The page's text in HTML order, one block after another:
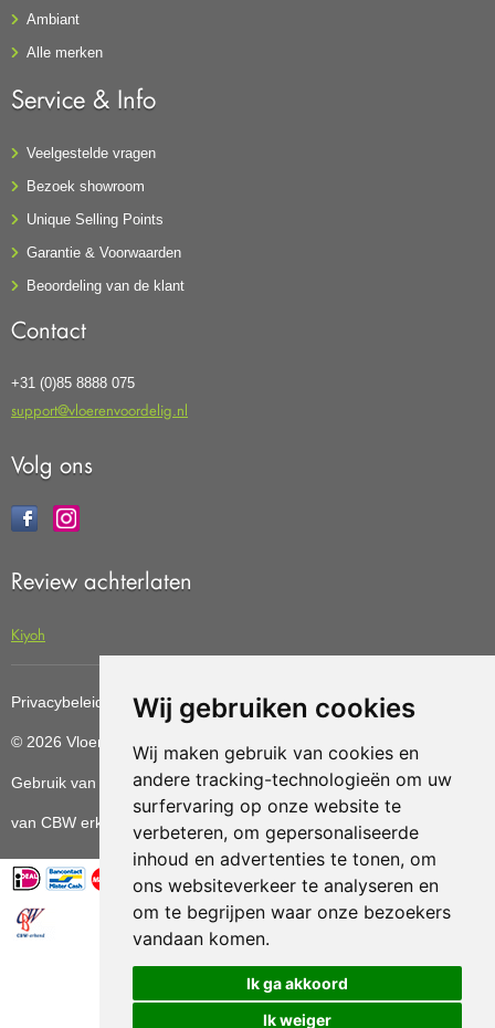
Wij gebruiken cookies
Wij maken gebruik van cookies en
andere tracking-technologieën om uw
surfervaring op onze website te
verbeteren, om gepersonaliseerde
inhoud en advertenties te tonen, om
ons websiteverkeer te analyseren en
om te begrijpen waar onze bezoekers
vandaan komen.
Ik ga akkoord
Ik weiger
Ambiant
Alle merken
Service & Info
Veelgestelde vragen
Bezoek showroom
Unique Selling Points
Garantie & Voorwaarden
Beoordeling van de klant
Contact
+31 (0)85 8888 075
support@vloerenvoordelig.nl
Volg ons
Review achterlaten
Kiyoh
Privacybeleid Cookiebeleid Update cookies preferences
© 2026 Vloerenvoordelig
Gebruik van deze site betekent dat u dealgemene voorwaarden
van CBW erkende woonwinkels accepteert.
Vloerenvoordelig.nl is een onderdeel van